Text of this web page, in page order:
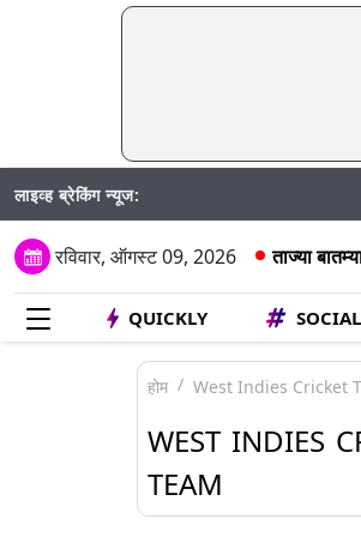
लाइव्ह ब्रेकिंग न्यूज:
रविवार, ऑगस्ट 09, 2026 ताज्या
QUICKLY
होम West Indies Cricket
WEST INDIES
TEAM